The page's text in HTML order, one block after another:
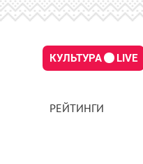
КУЛЬТУРА LIVE
РЕЙТИНГИ